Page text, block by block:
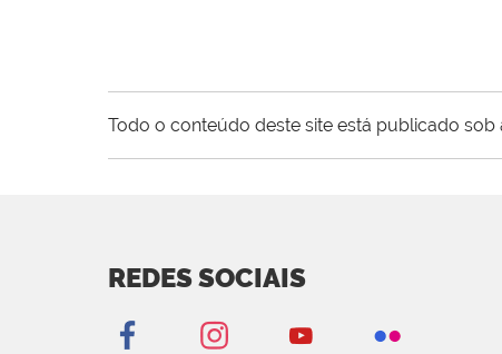
Todo o conteúdo deste site está publicado sob
REDES SOCIAIS